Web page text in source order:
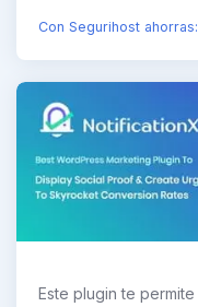
Con Segurihost
Este plugin te